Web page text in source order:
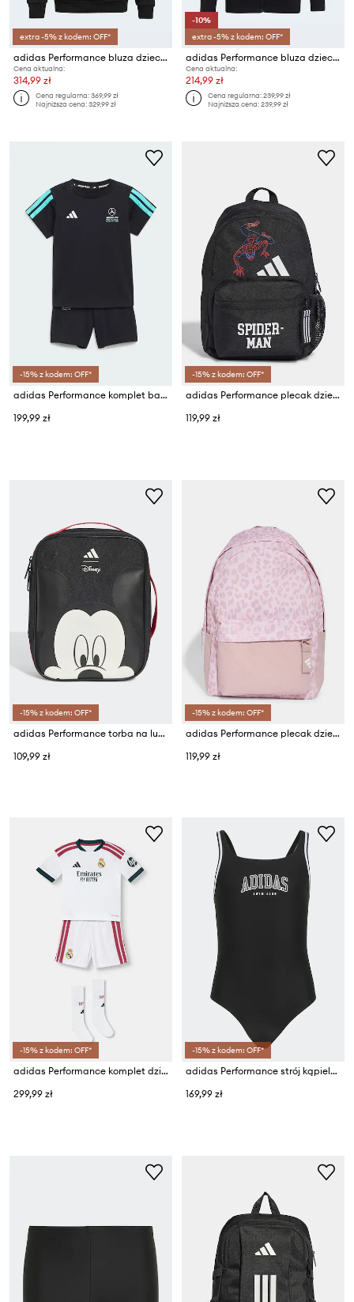
extra -5% z kodem: OFF*
adidas Performance bluza dziecięca MERCEDES
Cena aktualna:
314,99 zł
Cena regularna:369,99 zł
Najniższa cena:329,99 zł
-10%
extra -5% z kodem: OFF*
adidas Performance bluza dziecięca MERCEDES
Cena aktualna:
214,99 zł
Cena regularna:239,99 zł
Najniższa cena:239,99 zł
-15% z kodem: OFF*
adidas Performance komplet bawełniany niemowlęcy MERCEDES
199,99 zł
-15% z kodem: OFF*
adidas Performance plecak dziecięcy MARVEL SPIDER-MAN
119,99 zł
-15% z kodem: OFF*
adidas Performance torba na lunch dziecięca DISNEY MICKEY MOUSE
109,99 zł
-15% z kodem: OFF*
adidas Performance plecak dziecięcy
119,99 zł
-15% z kodem: OFF*
adidas Performance komplet dziecięcy REAL MADRID
299,99 zł
-15% z kodem: OFF*
adidas Performance strój kąpielowy jednoczęściowy dziecięcy
169,99 zł